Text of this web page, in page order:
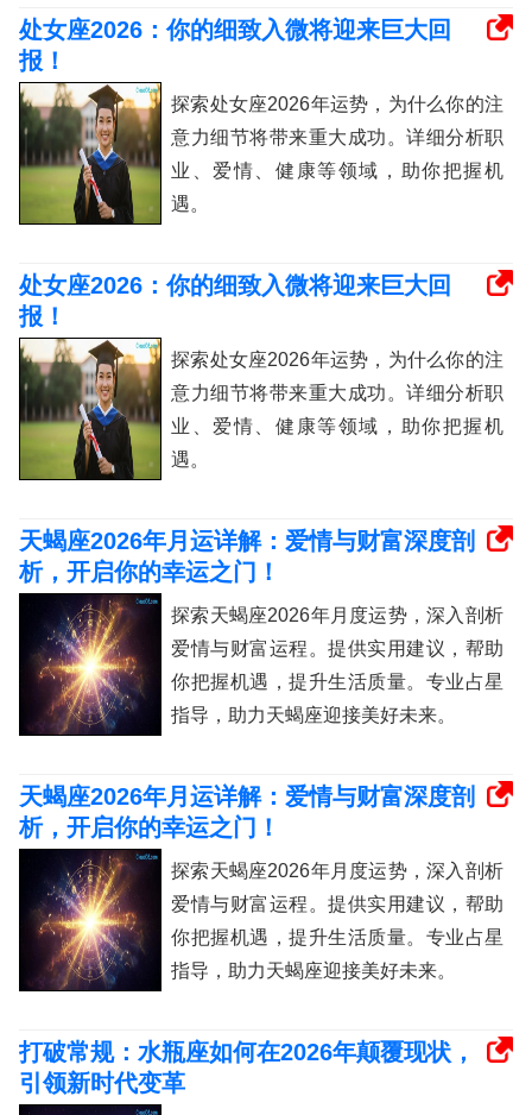
处女座2026：你的细致入微将迎来巨大回
报！
探索处女座2026年运势，为什么你的注
意力细节将带来重大成功。详细分析职
业、爱情、健康等领域，助你把握机
遇。
处女座2026：你的细致入微将迎来巨大回
报！
探索处女座2026年运势，为什么你的注
意力细节将带来重大成功。详细分析职
业、爱情、健康等领域，助你把握机
遇。
天蝎座2026年月运详解：爱情与财富深度剖
析，开启你的幸运之门！
探索天蝎座2026年月度运势，深入剖析
爱情与财富运程。提供实用建议，帮助
你把握机遇，提升生活质量。专业占星
指导，助力天蝎座迎接美好未来。
天蝎座2026年月运详解：爱情与财富深度剖
析，开启你的幸运之门！
探索天蝎座2026年月度运势，深入剖析
爱情与财富运程。提供实用建议，帮助
你把握机遇，提升生活质量。专业占星
指导，助力天蝎座迎接美好未来。
打破常规：水瓶座如何在2026年颠覆现状，
引领新时代变革